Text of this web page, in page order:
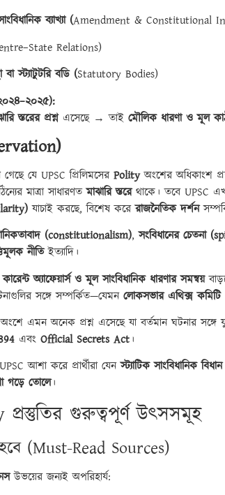
ব্যাখ্যা (Amendment & Constitutional
Relations)
বা স্ট্যাটুটরি বডি (Statutory Bodies)
স্তরের প্রশ্নএসেছে → তাই মৌলিক ধারণা ও মূল
যে UPSC প্রিলিমসের Polityঅংশের অধিকাংশ
মাত্রা সাধারণতমাঝারি স্তরেথাকে। তবে UPSC
যাচাই করছে, বিশেষ করেরাজনৈতিক দর্শন
(constitutionalism),সংবিধানের চেতনা
নীতিইত্যাদি।
কারেন্ট অ্যাফেয়ার্স ও মূল সাংবিধানিক ধারণার সমন্বয়
সঙ্গে সম্পর্কিত—যেমন লোকসভার এথিক্স
এমন অনেক প্রশ্ন এসেছে যা বর্তমান ঘটনার সঙ্গে
এবং Official Secrets Act।
আশা করে প্রার্থীরা যেনস্ট্যাটিক সাংবিধানিক
গড়ে তোলে।
গুরুত্বপূর্ণ উৎসসমূহ
(Must-Read Sources)
উভয়ের জন্যই অপরিহার্য: